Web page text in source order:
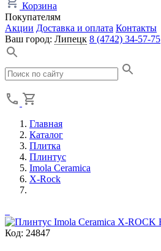
Корзина
Покупателям
Акции Доставка и оплата Контакты
Ваш город: Липецк 8 (4742) 34-57-75
Главная
Каталог
Плитка
Плинтус
Imola Ceramica
X-Rock
Код: 24847